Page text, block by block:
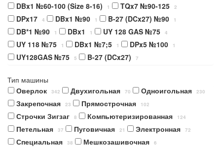
DBx1 №60-100 (Size 8-16) 1 TQx7 №90-125 2
DPx17 4 DBx1 №90 1 B-27 (DCx27) №90 1
DB*1 №90 1 DBx1 1 UY 128 GAS №75 4
UY 118 №75 1 DBx1 №7;5 1 DPx5 №100 1
UY128GAS №75 5 B-27 (DCx27) 7
Тип машины
Оверлок
342 Двухигольная 70 Одноигольная 230
Закрепочная 23 Прямострочная 102
Строчки Зигзаг 8 Компьютеризированная 124
Петельная 37 Пуговичная 21 Электронная 72
Специальная 38 Мешкозашивочная 6